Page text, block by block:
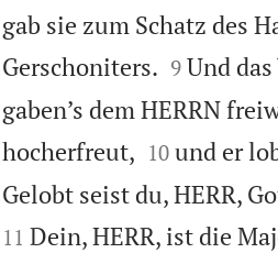
gab sie zum Schatz des
Gerschoniters.
9 Und
gaben’s dem HERRN
hocherfreut,
10 und er
Gelobt seist du, HERR,
11 Dein, HERR, ist die